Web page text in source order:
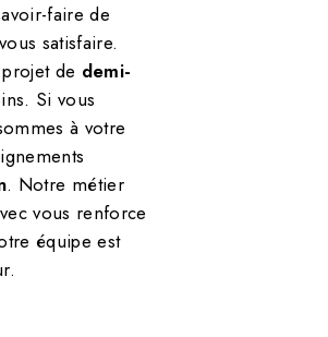
faire de
satisfaire.
de demi-
Si vous
à votre
. Notre métier
vous renforce
équipe est